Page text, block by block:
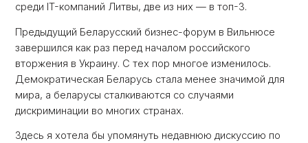
среди IT-компаний Литвы, две из них — в топ-3.
Предыдущий Беларусский бизнес-форум в Вильнюсе
завершился как раз перед началом российского
вторжения в Украину. С тех пор многое изменилось.
Демократическая Беларусь стала менее значимой для
мира, а беларусы сталкиваются со случаями
дискриминации во многих странах.
Здесь я хотела бы упомянуть недавнюю дискуссию по